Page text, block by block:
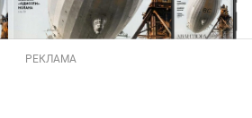
РЕКЛАМА